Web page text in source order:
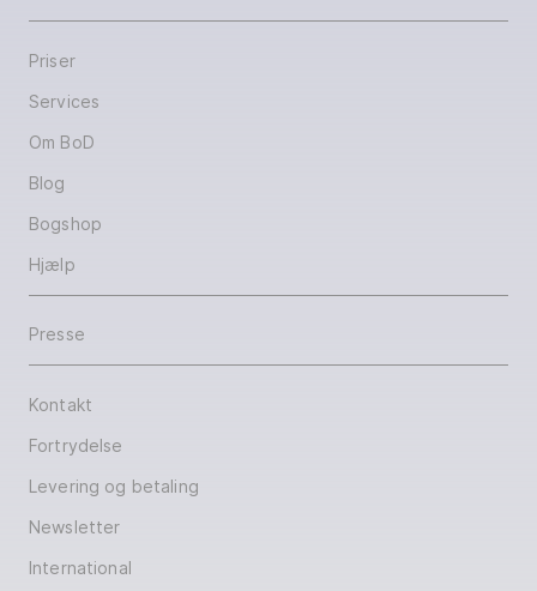
Priser
Services
Om BoD
Blog
Bogshop
Hjælp
Presse
Kontakt
Fortrydelse
Levering og betaling
Newsletter
International